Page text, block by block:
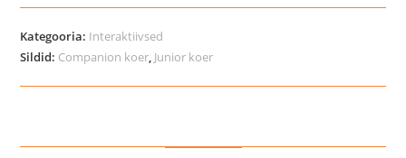
lakumatt
koertele
kogus
Kategooria: Interaktiivsed
Sildid: Companion koer, Junior koer